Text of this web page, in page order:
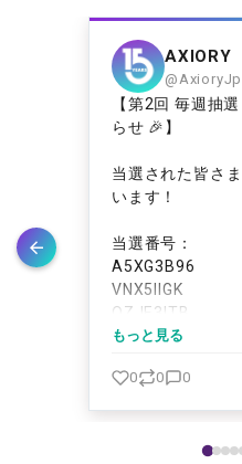
日
AXIORY
@AxioryJp
【第2回 毎週抽
らせ 🎉】
当選された皆さ
います！
当選番号：
A5XG3B96
VNX5IIGK
OZJE3ITB
3QGQEREP
6DIXBNES
YR778H4K
もっと見る
0 0 0